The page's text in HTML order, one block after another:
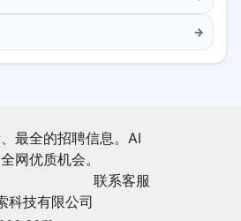
→
最全的招聘信息。AI
网优质机会。
科技有限公司
联系客服